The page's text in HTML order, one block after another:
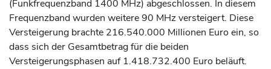
(Funkfrequenzband 1400 MHz) abgeschlossen. In diesem
Frequenzband wurden weitere 90 MHz versteigert. Diese
Versteigerung brachte 216.540.000 Millionen Euro ein, so
dass sich der Gesamtbetrag für die beiden
Versteigerungsphasen auf 1.418.732.400 Euro beläuft.